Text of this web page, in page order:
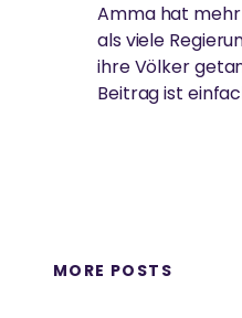
Amma hat
als viele
ihre Völker
Beitrag ist
MORE POSTS